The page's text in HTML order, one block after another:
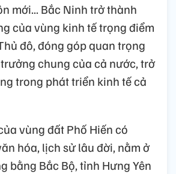
mới... Bắc Ninh trở thành
của vùng kinh tế trọng điểm
đô, đóng góp quan trọng
chung của cả nước, trở
trong phát triển kinh tế cả
vùng đất Phố Hiến có
hóa, lịch sử lâu đời, nằm ở
bằng Bắc Bộ, tỉnh Hưng Yên